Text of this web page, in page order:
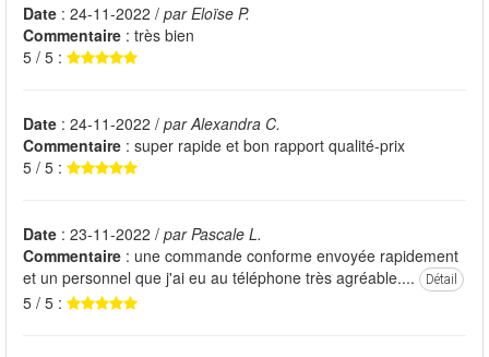
Date : 24-11-2022 / par Eloïse P.
Commentaire : très bien
5 / 5 :
Date : 24-11-2022 / par Alexandra C.
Commentaire : super rapide et bon rapport qualité-prix
5 / 5 :
Date : 23-11-2022 / par Pascale L.
Commentaire : une commande conforme envoyée rapidement
et un personnel que j'ai eu au téléphone très agréable....
Détail
5 / 5 :